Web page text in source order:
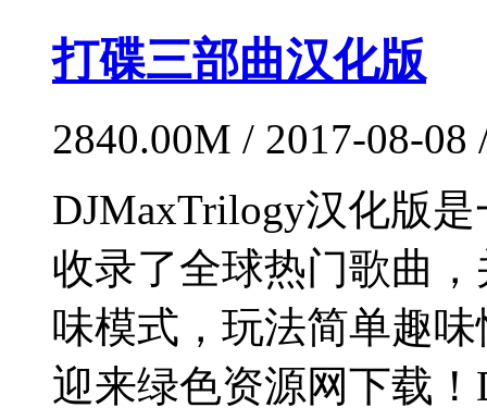
打碟三部曲汉化版
2840.00M / 2017-08-08
DJMaxTrilogy汉化版
收录了全球热门歌曲
味模式，玩法简单趣
迎来绿色资源网下载